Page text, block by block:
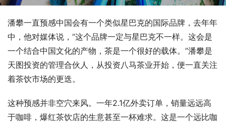
潘攀一直预感中国会有一个类似星巴克的国际品牌，去年年
中，他对媒体说，“这个品牌一定与星巴克不一样。这会是
一个结合中国文化的产物，茶是一个很好的载体。”潘攀是
天图投资的管理合伙人，从投资八马茶业开始，便一直关注
着茶饮市场的更迭。
这种预感并非空穴来风。一年2.1亿外卖订单，销量远远高
于咖啡，爆红茶饮店的生意甚至一杯难求。这是一个远比咖